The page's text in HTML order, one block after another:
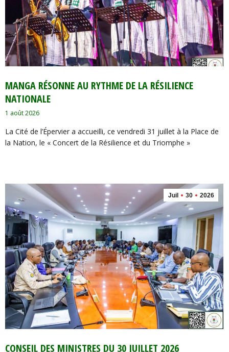
MANGA RÉSONNE AU RYTHME DE LA RÉSILIENCE
NATIONALE
1 août 2026
La Cité de l’Épervier a accueilli, ce vendredi 31 juillet à la Place de
la Nation, le « Concert de la Résilience et du Triomphe »
Juil 30 2026
CONSEIL DES MINISTRES DU 30 JUILLET 2026